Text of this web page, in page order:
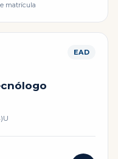
matrícula
EAD